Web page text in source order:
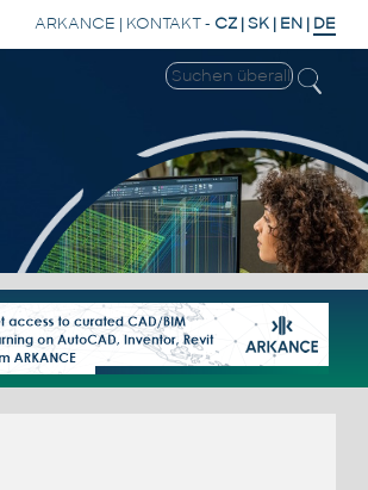
ARKANCE | KONTAKT- CZ |SK | EN | DE